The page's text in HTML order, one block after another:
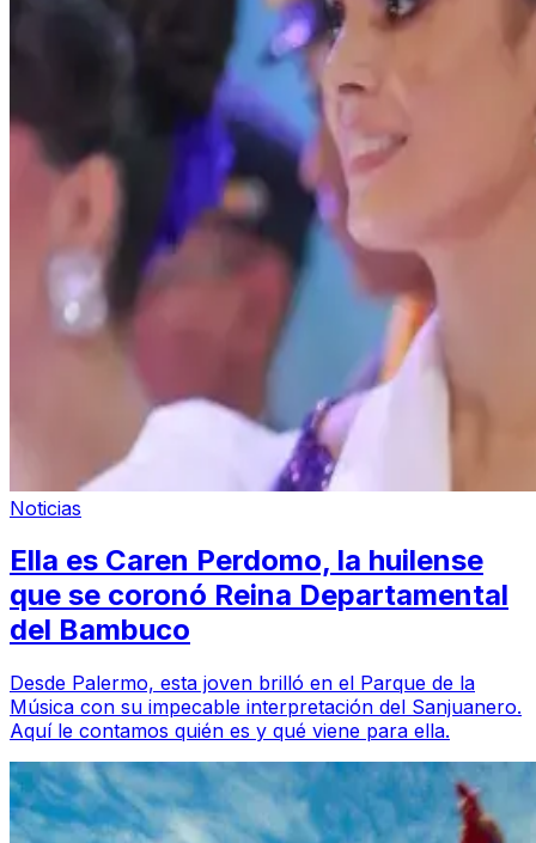
Noticias
Ella es Caren Perdomo, la huilense
que se coronó Reina Departamental
del Bambuco
Desde Palermo, esta joven brilló en el Parque de la
Música con su impecable interpretación del Sanjuanero.
Aquí le contamos quién es y qué viene para ella.